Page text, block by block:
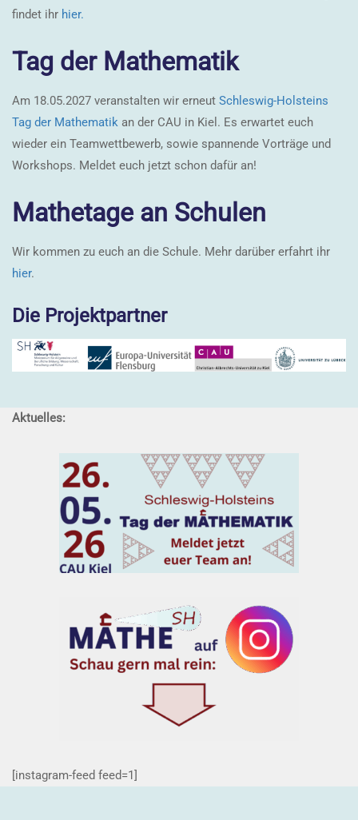
findet ihr hier.
Tag der Mathematik
Am 18.05.2027 veranstalten wir erneut Schleswig-Holsteins
Tag der Mathematik an der CAU in Kiel. Es erwartet euch
wieder ein Teamwettbewerb, sowie spannende Vorträge und
Workshops. Meldet euch jetzt schon dafür an!
Mathetage an Schulen
Wir kommen zu euch an die Schule. Mehr darüber erfahrt ihr
hier.
Die Projektpartner
Aktuelles:
[instagram-feed feed=1]